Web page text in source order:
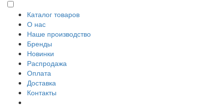
Каталог товаров
О нас
Наше производство
Бренды
Новинки
Распродажа
Оплата
Доставка
Контакты